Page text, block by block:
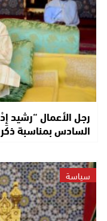
رجل الأعمال “رشيد
السادس بمناسبة
سياسة